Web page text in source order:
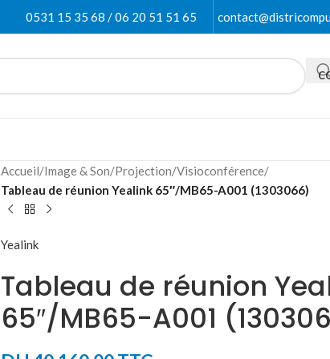
0531 15 35 68 / 06 20 51 51 65
Accueil/Image & Son/Projection/Visioconférence/
Tableau de réunion Yealink 65″/MB65-A001 (1303066)
Yealink
Tableau de réunion
65″/MB65-A001